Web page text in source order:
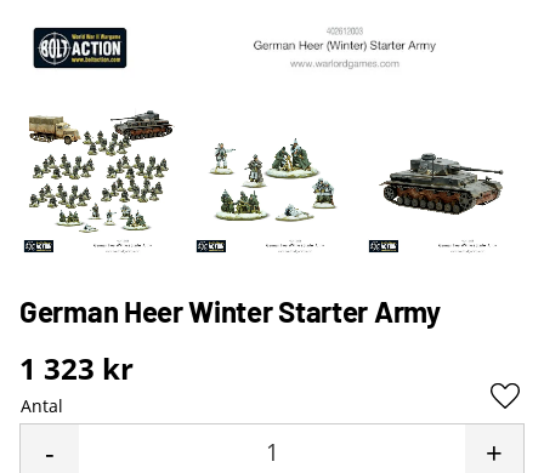
German Heer Winter Starter Army
1 323 kr
Antal
+
-